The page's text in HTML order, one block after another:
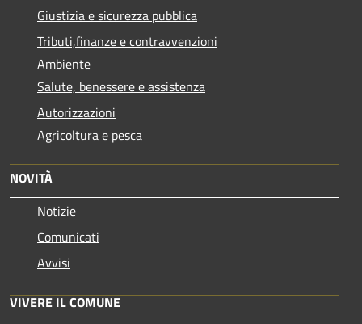
Giustizia e sicurezza pubblica
Tributi,finanze e contravvenzioni
Ambiente
Salute, benessere e assistenza
Autorizzazioni
Agricoltura e pesca
NOVITÀ
Notizie
Comunicati
Avvisi
VIVERE IL COMUNE